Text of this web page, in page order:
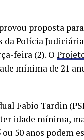
proposta
da Polícia
feira (2). O
mínima de 21
Fabio Tardin
idade mínima,
50 anos podem